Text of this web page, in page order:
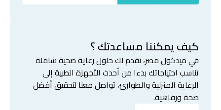
كيف يمكننا مساعدتك ؟
في ميدكول مصر، نقدم لك حلول رعاية صحية شاملة
تناسب احتياجاتك بدءا من أحدث الأجهزة الطبية إلى
الرعاية المنزلية والطوارئ، تواصل معنا لتحقيق أفضل
صحة ورفاهية.